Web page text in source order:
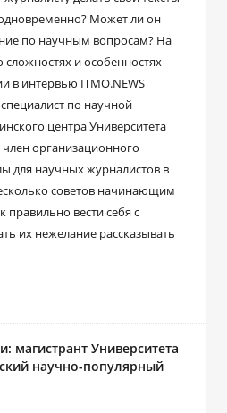
Может ли он
по научным вопросам? На
сложностях и особенностях
в интервью ITMO.NEWS
по научной
центра Университета
организационного
для научных журналистов в
советов начинающим
правильно вести себя с
их нежелание рассказывать
магистрант Университета
научно-популярный